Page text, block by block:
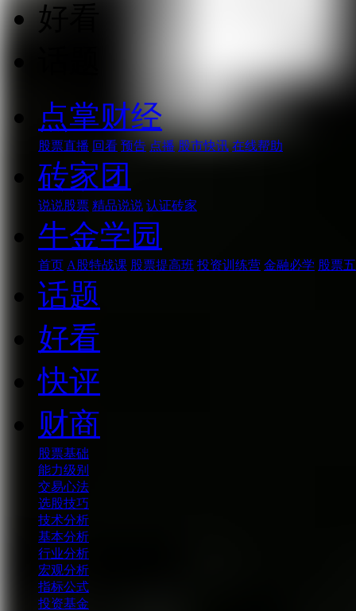
好看
点掌财经
股票直播 回看 预告 点播 股市快讯 在线帮助
砖家团
说说股票 精品说说 认证砖家
牛金学园
首页 A股特战课 股票提高班 投资训练营 金融必学 股票
话题
好看
快评
财商
股票基础
能力级别
交易心法
选股技巧
技术分析
基本分析
行业分析
宏观分析
指标公式
投资基金